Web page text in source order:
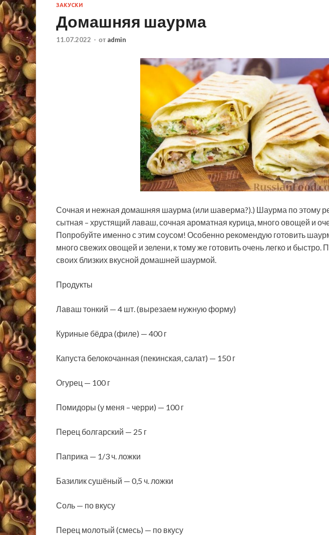
ЗАКУСКИ
Домашняя шаурма
11.07.2022 - от admin
Сочная и нежная домашняя шаурма (или шаверма?).) Шаурма по этому
сытная – хрустящий лаваш, сочная ароматная курица, много овощей и
Попробуйте именно с этим соусом! Особенно рекомендую готовить
много свежих овощей и зелени, к тому же готовить очень легко и быстро.
своих близких вкусной домашней шаурмой.
Продукты
Лаваш тонкий — 4 шт. (вырезаем нужную форму)
Куриные бёдра (филе) — 400 г
Капуста белокочанная (пекинская, салат) — 150 г
Огурец — 100 г
Помидоры (у меня – черри) — 100 г
Перец болгарский — 25 г
Паприка — 1/3 ч. ложки
Базилик сушёный — 0,5 ч. ложки
Соль — по вкусу
Перец молотый (смесь) — по вкусу